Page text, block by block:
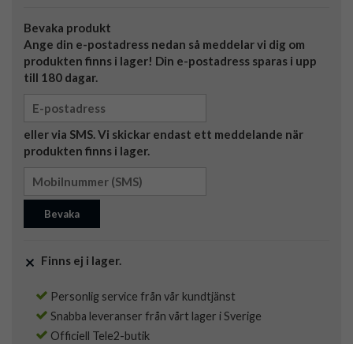
Bevaka produkt
Ange din e-postadress nedan så meddelar vi dig om
produkten finns i lager! Din e-postadress sparas i upp
till 180 dagar.
eller via SMS. Vi skickar endast ett meddelande när
produkten finns i lager.
Bevaka
Finns ej i lager.
Personlig service från vår kundtjänst
Snabba leveranser från vårt lager i Sverige
Officiell Tele2-butik